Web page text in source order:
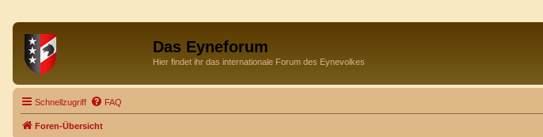
Das Eyneforum
Hier findet ihr das internationale Forum des Eynevolkes
Schnellzugriff FAQ
Foren-Übersicht